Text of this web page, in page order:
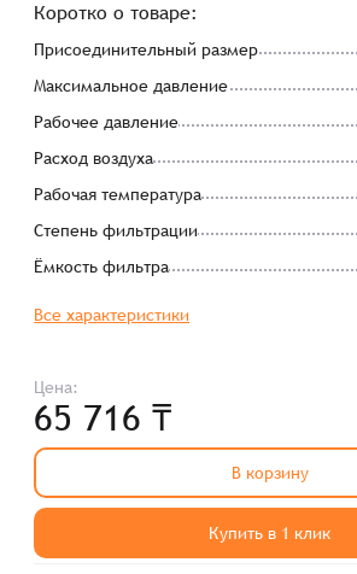
Коротко о товаре:
Присоединительный размер
Максимальное давление
Рабочее давление
Расход воздуха
Рабочая температура
Степень фильтрации
Ёмкость фильтра
Все характеристики
Цена:
65 716 ₸
В корзину
Купить в 1 клик